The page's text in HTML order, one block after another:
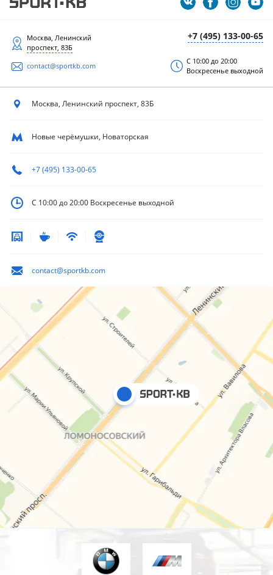
+7 (495) 133-00-65
Москва, Ленинский
проспект, 83Б
contact@sportkb.com
С 10:00 до 20:00
Воскресенье выходной
Москва, Ленинский проспект, 83Б
Новые черёмушки, Новаторская
+7 (495) 133-00-65
С 10:00 до 20:00 Воскресенье выходной
contact@sportkb.com